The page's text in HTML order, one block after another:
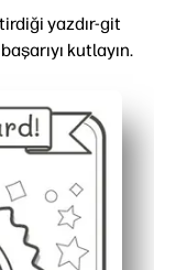
yazdır-git
kutlayın.
yeterlidir,
renklendirir ve
okuma
tasarruf